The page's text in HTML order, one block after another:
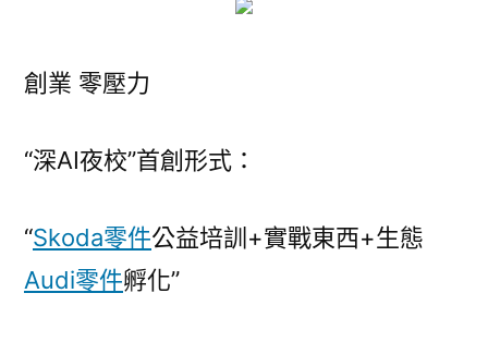
創業 零壓力
“深AI夜校”首創形式：
“Skoda零件公益培訓+實戰東西+生態
Audi零件孵化”